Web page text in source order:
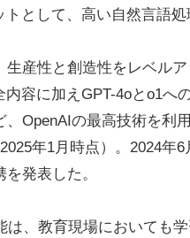
として、高い自然言語
産性と創造性をレベル
内容に加えGPT-4oとo1へ
、OpenAIの最高技術を利
年1月時点）。2024年
発表した。
、教育現場においても